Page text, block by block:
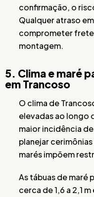
confirmação, o
Qualquer atraso
comprometer
montagem.
5. Clima e maré
em Trancoso
O clima de
elevadas ao longo
maior incidência
planejar
marés impõem
As tábuas de maré
cerca de 1,6 a 2,1